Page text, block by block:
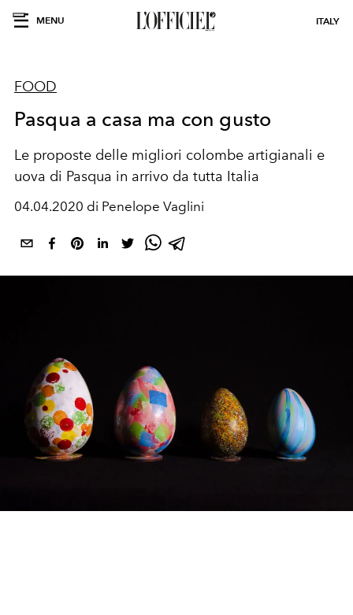
MENU ITALY
FOOD
Pasqua a casa ma con gusto
Le proposte delle migliori colombe artigianali e
uova di Pasqua in arrivo da tutta Italia
04.04.2020 di Penelope Vaglini